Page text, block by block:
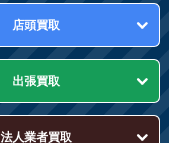
店頭買取
出張買取
法人業者買取